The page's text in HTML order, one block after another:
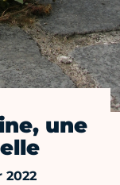
une
2022